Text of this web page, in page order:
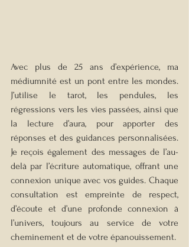
Avec plus de 25 ans d’expérience, ma
médiumnité est un pont entre les mondes.
J’utilise le tarot, les pendules, les
régressions vers les vies passées, ainsi que
la lecture d’aura, pour apporter des
réponses et des guidances personnalisées.
Je reçois également des messages de l’au-
delà par l’écriture automatique, offrant une
connexion unique avec vos guides. Chaque
consultation est empreinte de respect,
d’écoute et d’une profonde connexion à
l’univers, toujours au service de votre
cheminement et de votre épanouissement.